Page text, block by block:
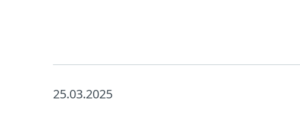
25.03.2025